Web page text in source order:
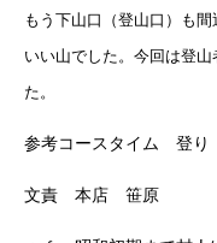
もう下山口（登山口）も
いい山でした。今回は登
た。
参考コースタイム 登
文責 本店 笹原